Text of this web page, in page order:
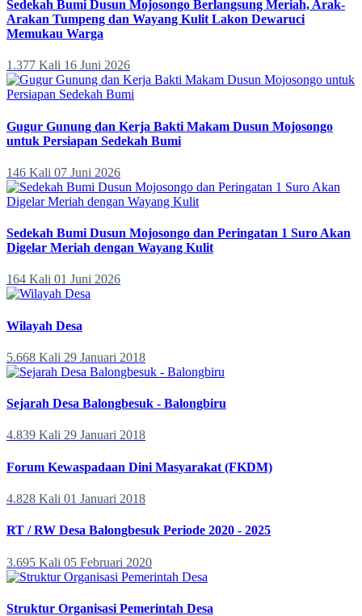
Sedekah Bumi Dusun Mojosongo Berlangsung Meriah, Arak-
Arakan Tumpeng dan Wayang Kulit Lakon Dewaruci
Memukau Warga
1.377 Kali 16 Juni 2026
Gugur Gunung dan Kerja Bakti Makam Dusun Mojosongo
untuk Persiapan Sedekah Bumi
146 Kali 07 Juni 2026
Sedekah Bumi Dusun Mojosongo dan Peringatan 1 Suro Akan
Digelar Meriah dengan Wayang Kulit
164 Kali 01 Juni 2026
Wilayah Desa
5.668 Kali 29 Januari 2018
Sejarah Desa Balongbesuk - Balongbiru
4.839 Kali 29 Januari 2018
Forum Kewaspadaan Dini Masyarakat (FKDM)
4.828 Kali 01 Januari 2018
RT / RW Desa Balongbesuk Periode 2020 - 2025
3.695 Kali 05 Februari 2020
Struktur Organisasi Pemerintah Desa